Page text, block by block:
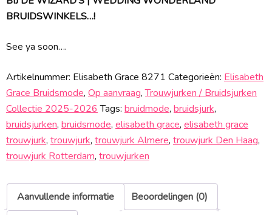
BRUIDSWINKELS…!
See ya soon….
Artikelnummer: Elisabeth Grace 8271 Categorieën: Elisabeth
Grace Bruidsmode, Op aanvraag,Trouwjurken / Bruidsjurken
Collectie 2025-2026 Tags: bruidmode, bruidsjurk,
bruidsjurken, bruidsmode, elisabeth grace, elisabeth grace
trouwjurk, trouwjurk, trouwjurk Almere, trouwjurk Den Haag,
trouwjurk Rotterdam, trouwjurken
Aanvullende informatie Beoordelingen (0)